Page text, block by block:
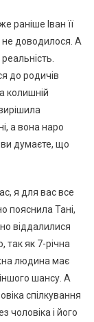
раніше Іван її
не доводилося. А
до родичів
колишній
а вона наро
ви думаєте, що
я для вас все
пояснила Тані,
віддалилися
так як 7-річна
людина має
шансу. А
спілкування
чоловіка і його